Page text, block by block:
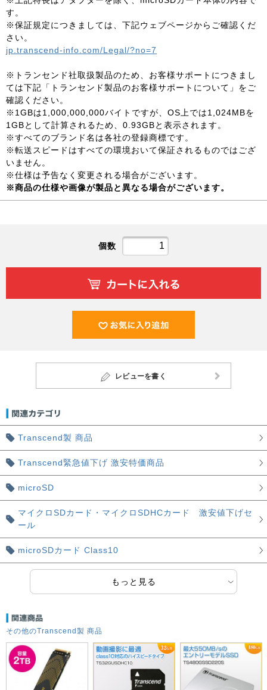
す。
※保証規定につきましては、下記ウェブページからご確認くだ
さい。
jp.transcend-info.com/Legal/?no=7
※トランセンド社取扱製品のため、お客様サポートにつきまし
ては下記「トランセンド製品のお客様サポートについて」をご
確認ください。
※1GBは1,000,000,000バイトですが、OS上では1,024MBを
1GBとして計算されるため、0.93GBと表示されます。
※すべてのブランド名は各社の登録商標です。
※転送スピードはすべての環境おいて保証されるものではござ
いません。
※仕様は予告なく変更される場合がございます。
※商品の仕様や画像が製品と異なる場合がございます。
個数
レビューを書く
Transcend製 商品
Transcend緊急値下げ 激安特価商品
microSD
マイクロSDカード・マイクロSDHCカード 激安値下げセ
ール
microSDカード Class10
もっと見る
その他のTranscend製 商品